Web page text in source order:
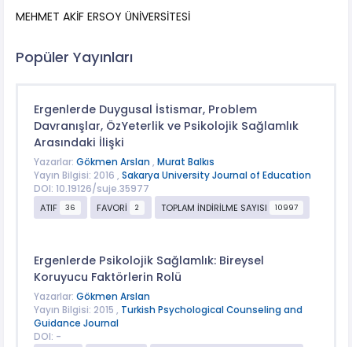
MEHMET AKİF ERSOY ÜNİVERSİTESİ
Popüler Yayınları
Ergenlerde Duygusal İstismar, Problem
Davranışlar, ÖzYeterlik ve Psikolojik Sağlamlık
Arasındaki İlişki
Yazarlar: Gökmen Arslan , Murat Balkıs
Yayın Bilgisi: 2016 , Sakarya University Journal of Education
DOI: 10.19126/suje.35977
ATIF
36 FAVORİ 2 TOPLAM İNDİRİLME SAYISI 10997
Ergenlerde Psikolojik Sağlamlık: Bireysel
Koruyucu Faktörlerin Rolü
Yazarlar: Gökmen Arslan
Yayın Bilgisi: 2015 , Turkish Psychological Counseling and
Guidance Journal
DOI: -